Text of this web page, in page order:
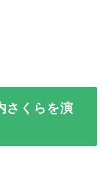
さくらを演